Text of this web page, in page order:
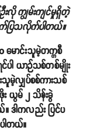
လို ကျွမ်းကျင်မှုရှိတဲ့
ပြသလိုက်ပါတယ်။
ောင်းသူမဲ့တက္ကစီ
ယာဉ်သစ်တစ်မျိုး
မဲ့လျှပ်စစ်ကားသစ်
း ယွမ် ၂ သိန်းခွဲ
ဒါကလည်း ပြင်ပ
တယ်။